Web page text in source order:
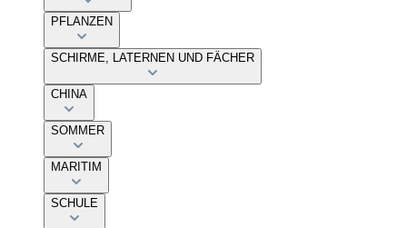
PFLANZEN
SCHIRME, LATERNEN UND FÄCHER
CHINA
SOMMER
MARITIM
SCHULE